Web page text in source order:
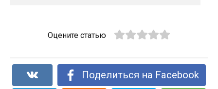
Оцените статью
Поделиться на Facebook